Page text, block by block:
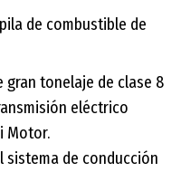
de combustible de
gran tonelaje de clase 8
eléctrico
Motor.
sistema de conducción